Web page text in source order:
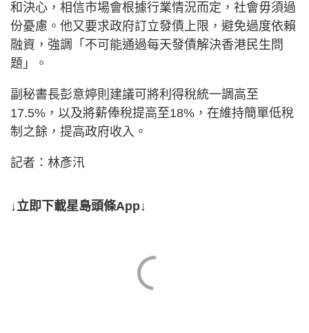
和決心，相信市場會根據行業情況而定，社會毋須過
份憂慮。他又要求政府訂立發債上限，避免過度依賴
融資，強調「不可能通過每天發債解決香港民生問
題」。
副秘書長彭意婷則建議可將利得稅統一調高至
17.5%，以及將薪俸稅提高至18%，在維持簡單低稅
制之餘，提高政府收入。
記者：林彥汛
↓立即下載星島頭條App↓